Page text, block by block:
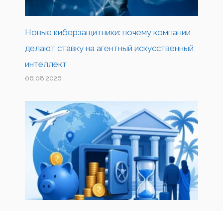
Новые киберзащитники: почему компании
делают ставку на агентный искусственный
интеллект
06.08.2026